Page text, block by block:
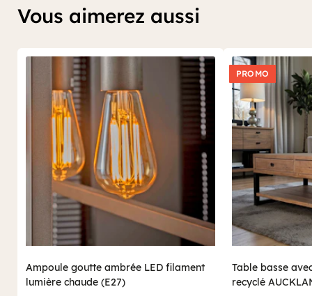
Vous aimerez aussi
Ampoule goutte ambrée LED filament
lumière chaude (E27)
PROMO
Table basse
recyclé